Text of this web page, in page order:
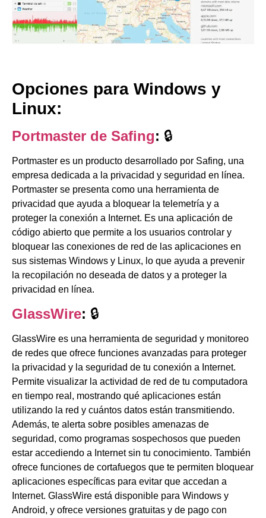
Opciones para Windows y
Linux:
Portmaster de Safing: 🔒
Portmaster es un producto desarrollado por Safing, una
empresa dedicada a la privacidad y seguridad en línea.
Portmaster se presenta como una herramienta de
privacidad que ayuda a bloquear la telemetría y a
proteger la conexión a Internet. Es una aplicación de
código abierto que permite a los usuarios controlar y
bloquear las conexiones de red de las aplicaciones en
sus sistemas Windows y Linux, lo que ayuda a prevenir
la recopilación no deseada de datos y a proteger la
privacidad en línea.
GlassWire: 🔒
GlassWire es una herramienta de seguridad y monitoreo
de redes que ofrece funciones avanzadas para proteger
la privacidad y la seguridad de tu conexión a Internet.
Permite visualizar la actividad de red de tu computadora
en tiempo real, mostrando qué aplicaciones están
utilizando la red y cuántos datos están transmitiendo.
Además, te alerta sobre posibles amenazas de
seguridad, como programas sospechosos que pueden
estar accediendo a Internet sin tu conocimiento. También
ofrece funciones de cortafuegos que te permiten bloquear
aplicaciones específicas para evitar que accedan a
Internet. GlassWire está disponible para Windows y
Android, y ofrece versiones gratuitas y de pago con